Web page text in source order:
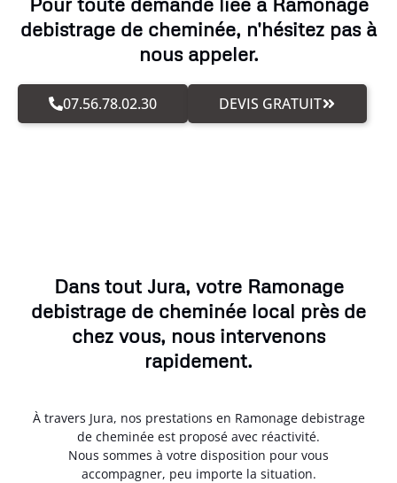
debistrage de cheminée, n'hésitez pas à
nous appeler.
07.56.78.02.30 DEVIS GRATUIT
Dans tout Jura, votre Ramonage
debistrage de cheminée local près de
chez vous, nous intervenons
rapidement.
À travers Jura, nos prestations en Ramonage debistrage
de cheminée est proposé avec réactivité.
Nous sommes à votre disposition pour vous
accompagner, peu importe la situation.